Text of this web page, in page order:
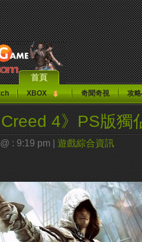
首頁
XBOX 奇聞奇視 攻
Creed 4》PS版獨
: 9:19 pm | 遊戲綜合資訊